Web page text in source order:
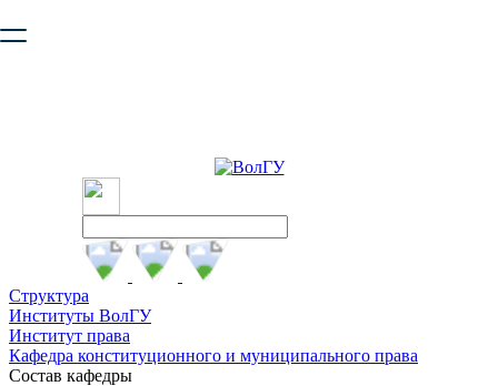
безопасную работу с сайтом. Пожалуйста
Структура
Институты ВолГУ
Институт права
Кафедра конституционного и муниципального права
Состав кафедры